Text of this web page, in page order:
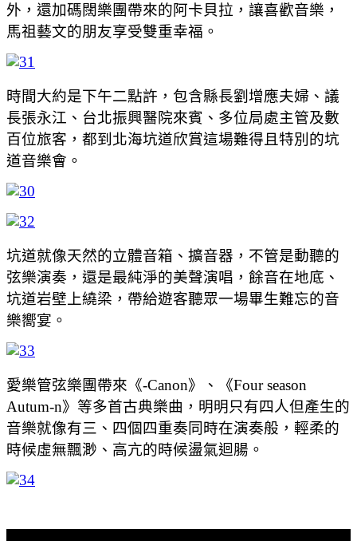
外，還加碼闊樂團帶來的阿卡貝拉，讓喜歡音樂，
馬祖藝文的朋友享受雙重幸福。
時間大約是下午二點許，包含縣長劉增應夫婦、議
長張永江、台北振興醫院來賓、多位局處主管及數
百位旅客，都到北海坑道欣賞這場難得且特別的坑
道音樂會。
坑道就像天然的立體音箱、擴音器，不管是動聽的
弦樂演奏，還是最純淨的美聲演唱，餘音在地底、
坑道岩壁上繞梁，帶給遊客聽眾一場畢生難忘的音
樂嚮宴。
愛樂管弦樂團帶來《-Canon》、《Four season
Autum-n》等多首古典樂曲，明明只有四人但產生的
音樂就像有三、四個四重奏同時在演奏般，輕柔的
時候虛無飄渺、高亢的時候盪氣迴腸。